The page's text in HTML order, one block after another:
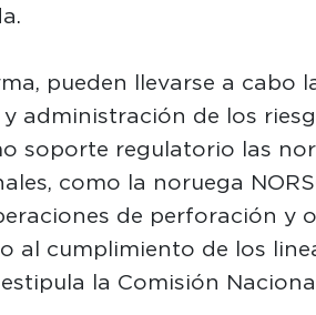
pueden llevarse a cabo
administración de los
soporte regulatorio las
como la noruega
de perforación y
al cumplimiento de los
la Comisión